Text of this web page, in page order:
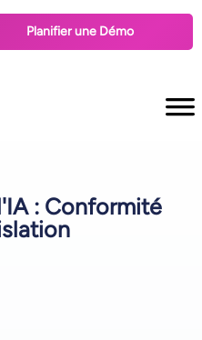
Planifier une Démo
: Conformité